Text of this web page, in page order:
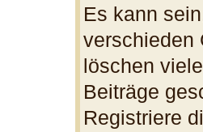
Es kann
verschieden
löschen
Beiträge
Registriere